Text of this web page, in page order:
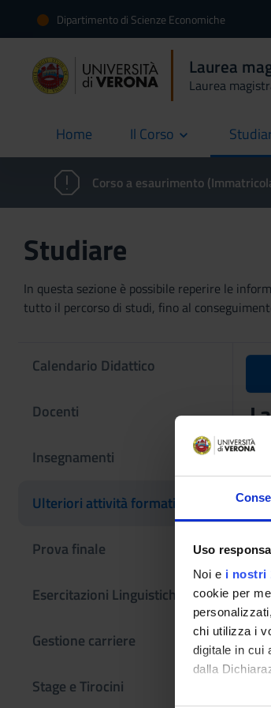
Uso
Noi e i nostri
cookie per
chi utilizza i
digitale in cui
dalla
Dipartimento di Scienze Economiche
Laurea
Laurea
Home
current Il Corso
Corso a esaurimento
Studiare
In questa sezione è possibile reperire le
tutto il percorso di studi, fino al
Calendario Didattico
Docenti
Insegnamenti
Ulteriori attività formative
Prova finale
Esercitazioni Linguistiche CLA
Gestione carriere
Stage e Tirocini